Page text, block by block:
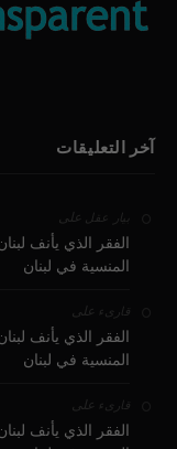
آخر التعليقات
بيار عقل على
الفقر الذي يأنف
المنسية في لبنان
قارىء على
الفقر الذي يأنف
المنسية في لبنان
قارىء على
الفقر الذي يأنف